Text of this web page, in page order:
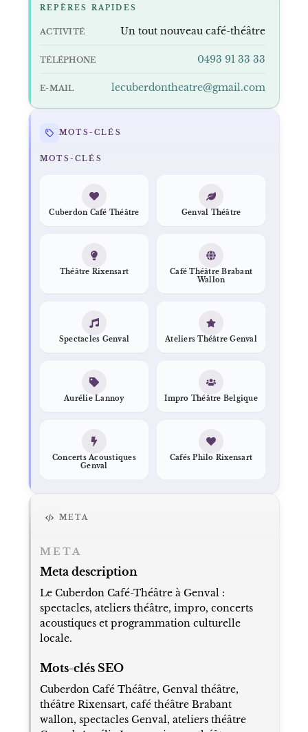
REPÈRES RAPIDES
ACTIVITÉ Un tout nouveau café-théâtre
TÉLÉPHONE 0493 91 33 33
E-MAIL lecuberdontheatre@gmail.com
MOTS-CLÉS
MOTS-CLÉS
Cuberdon Café Théâtre Genval Théâtre
Théâtre Rixensart
Café Théâtre Brabant
Wallon
Spectacles Genval Ateliers Théâtre Genval
Aurélie Lannoy Impro Théâtre Belgique
Concerts Acoustiques
Genval
Cafés Philo Rixensart
META
META
Meta description
Le Cuberdon Café-Théâtre à Genval :
spectacles, ateliers théâtre, impro, concerts
acoustiques et programmation culturelle
locale.
Mots-clés SEO
Cuberdon Café Théâtre, Genval théâtre,
théâtre Rixensart, café théâtre Brabant
wallon, spectacles Genval, ateliers théâtre